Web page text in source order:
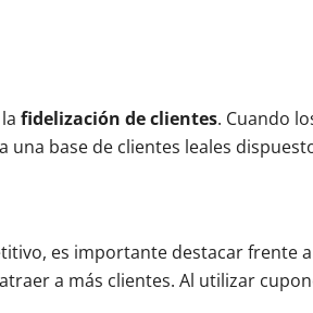
fidelización de clientes. Cuando
una base de clientes leales
es importante destacar frente
a más clientes. Al utilizar